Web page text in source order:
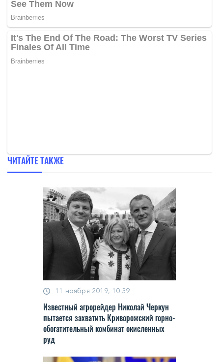
ЧИТАЙТЕ ТАКЖЕ
11 ноября 2019, 10:39
Известный агрорейдер Николай Черкун
пытается захватить Криворожский горно-
обогатительный комбинат окисленных
руд